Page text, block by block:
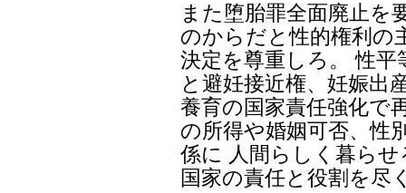
また堕胎罪全面廃止を
のからだと性的権利の
決定を尊重しろ。 性平
と避妊接近権、妊娠出
養育の国家責任強化で
の所得や婚姻可否、性
係に 人間らしく暮ら
国家の責任と役割を尽